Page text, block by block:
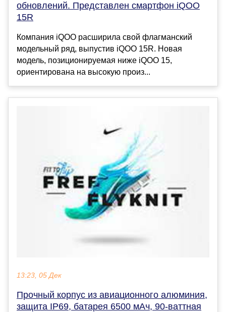
обновлений. Представлен смартфон iQOO
15R
Компания iQOO расширила свой флагманский
модельный ряд, выпустив iQOO 15R. Новая
модель, позиционируемая ниже iQOO 15,
ориентирована на высокую произ...
13:23, 05 Дек
Прочный корпус из авиационного алюминия,
защита IP69, батарея 6500 мАч, 90-ваттная